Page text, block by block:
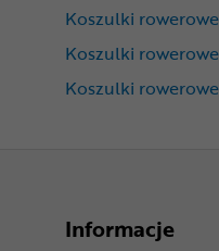
Koszulki
Koszulki
Koszulki
Informacje